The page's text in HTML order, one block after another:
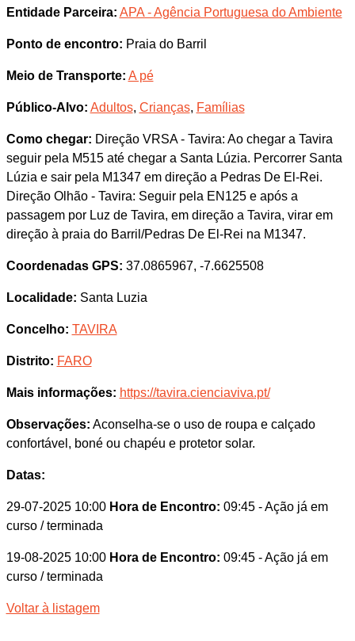
Entidade Parceira: APA - Agência Portuguesa do Ambiente
Ponto de encontro: Praia do Barril
Meio de Transporte: A pé
Público-Alvo: Adultos, Crianças, Famílias
Como chegar: Direção VRSA - Tavira: Ao chegar a Tavira
seguir pela M515 até chegar a Santa Lúzia. Percorrer Santa
Lúzia e sair pela M1347 em direção a Pedras De El-Rei.
Direção Olhão - Tavira: Seguir pela EN125 e após a
passagem por Luz de Tavira, em direção a Tavira, virar em
direção à praia do Barril/Pedras De El-Rei na M1347.
Coordenadas GPS: 37.0865967, -7.6625508
Localidade: Santa Luzia
Concelho: TAVIRA
Distrito: FARO
Mais informações: https://tavira.cienciaviva.pt/
Observações: Aconselha-se o uso de roupa e calçado
confortável, boné ou chapéu e protetor solar.
Datas:
29-07-2025 10:00 Hora de Encontro: 09:45 - Ação já em
curso / terminada
19-08-2025 10:00 Hora de Encontro: 09:45 - Ação já em
curso / terminada
Voltar à listagem